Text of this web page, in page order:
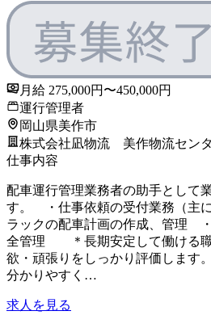
月給 275,000円〜450,000円
運行管理者
岡山県美作市
株式会社凪物流 美作物流セン
仕事内容
配車運行管理業務者の助手として
す。 ・仕事依頼の受付業務（主
ラックの配車計画の作成、管理
全管理 ＊長期安定して働ける
欲・頑張りをしっかり評価しま
分かりやすく…
求人を見る